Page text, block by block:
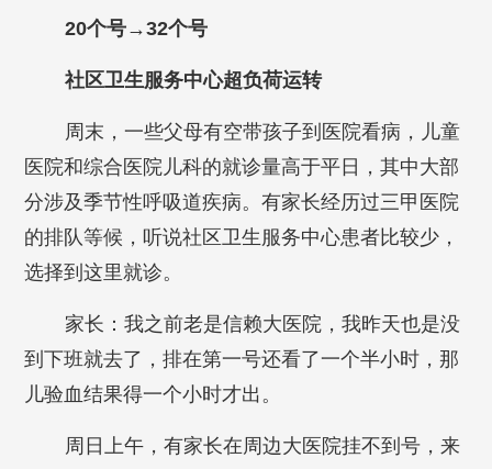
20个号→32个号
社区卫生服务中心超负荷运转
周末，一些父母有空带孩子到医院看病，儿童
医院和综合医院儿科的就诊量高于平日，其中大部
分涉及季节性呼吸道疾病。有家长经历过三甲医院
的排队等候，听说社区卫生服务中心患者比较少，
选择到这里就诊。
家长：我之前老是信赖大医院，我昨天也是没
到下班就去了，排在第一号还看了一个半小时，那
儿验血结果得一个小时才出。
周日上午，有家长在周边大医院挂不到号，来